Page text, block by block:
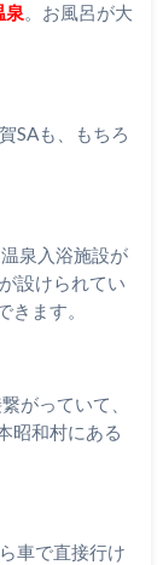
泉。お風呂が大
SAも、もちろ
泉入浴施設が
設けられてい
ます。
がっていて、
昭和村にある
車で直接行け